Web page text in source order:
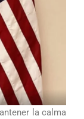
la calma